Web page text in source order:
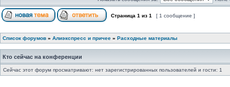
Страница 1 из 1 [ 1 сообщение ]
Список форумов » Алиэкспресс и причее » Расходные материалы
Кто сейчас на конференции
Сейчас этот форум просматривают: нет зарегистрированных пользователей и гости: 1